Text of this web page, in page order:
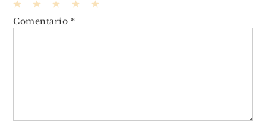
Stars
4
Stars
3
Stars
2
Stars
1
Star
Comentario *